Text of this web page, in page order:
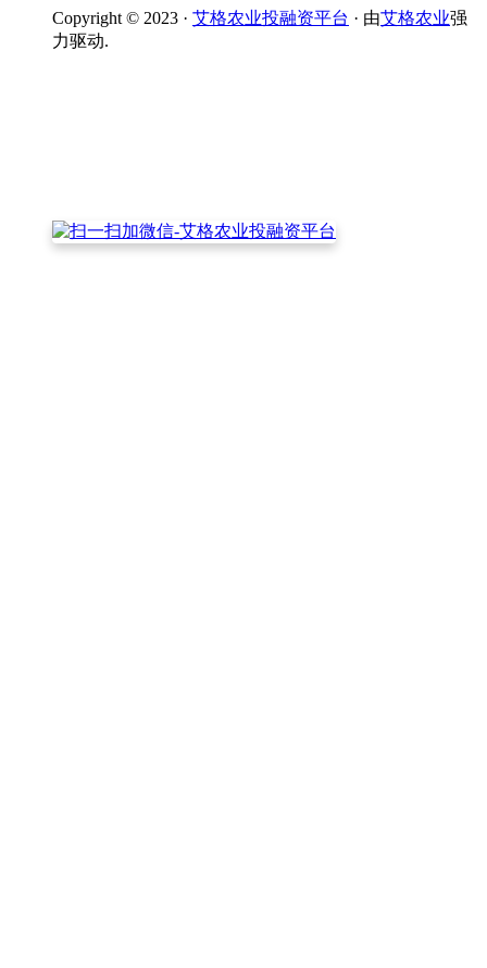
Copyright © 2023 · 艾格农业投融资平台 · 由艾格农业强
力驱动.